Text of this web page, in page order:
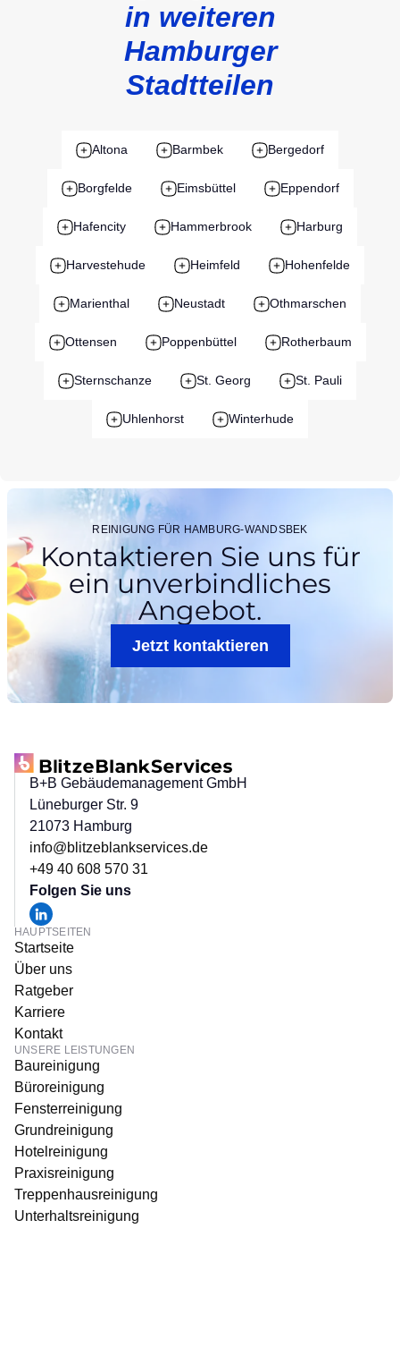
in weiteren
Hamburger
Stadtteilen
Altona Barmbek Bergedorf
Borgfelde Eimsbüttel Eppendorf
Hafencity Hammerbrook Harburg
Harvestehude Heimfeld Hohenfelde
Marienthal Neustadt Othmarschen
Ottensen Poppenbüttel Rotherbaum
Sternschanze St. Georg St. Pauli
Uhlenhorst Winterhude
REINIGUNG FÜR HAMBURG-WANDSBEK
Kontaktieren Sie uns für
einunverbindliches
Angebot.
Jetzt kontaktieren
B+B Gebäudemanagement GmbH
Lüneburger Str. 9
21073 Hamburg
info@blitzeblankservices.de
+49 40 608 570 31
Folgen Sie uns
HAUPTSEITEN
Startseite
Über uns
Ratgeber
Karriere
Kontakt
UNSERE LEISTUNGEN
Baureinigung
Büroreinigung
Fensterreinigung
Grundreinigung
Hotelreinigung
Praxisreinigung
Treppenhausreinigung
Unterhaltsreinigung